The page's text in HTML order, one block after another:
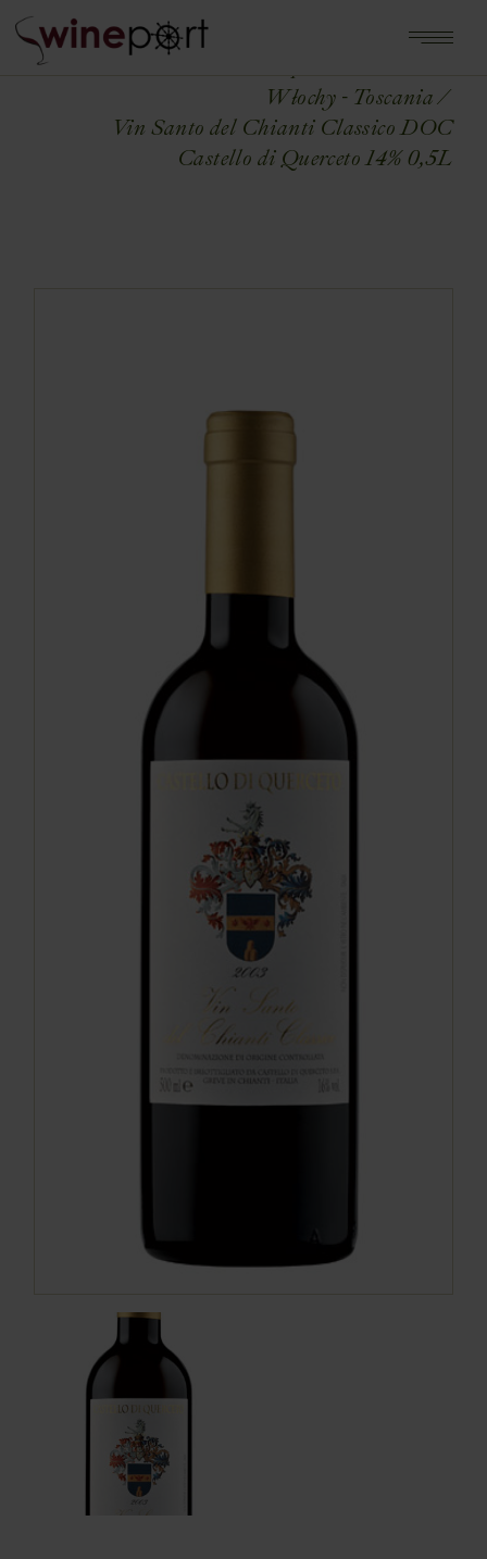
Włochy - Toscania
Vin Santo del Chianti Classico DOC
Castello di Querceto 14% 0,5L